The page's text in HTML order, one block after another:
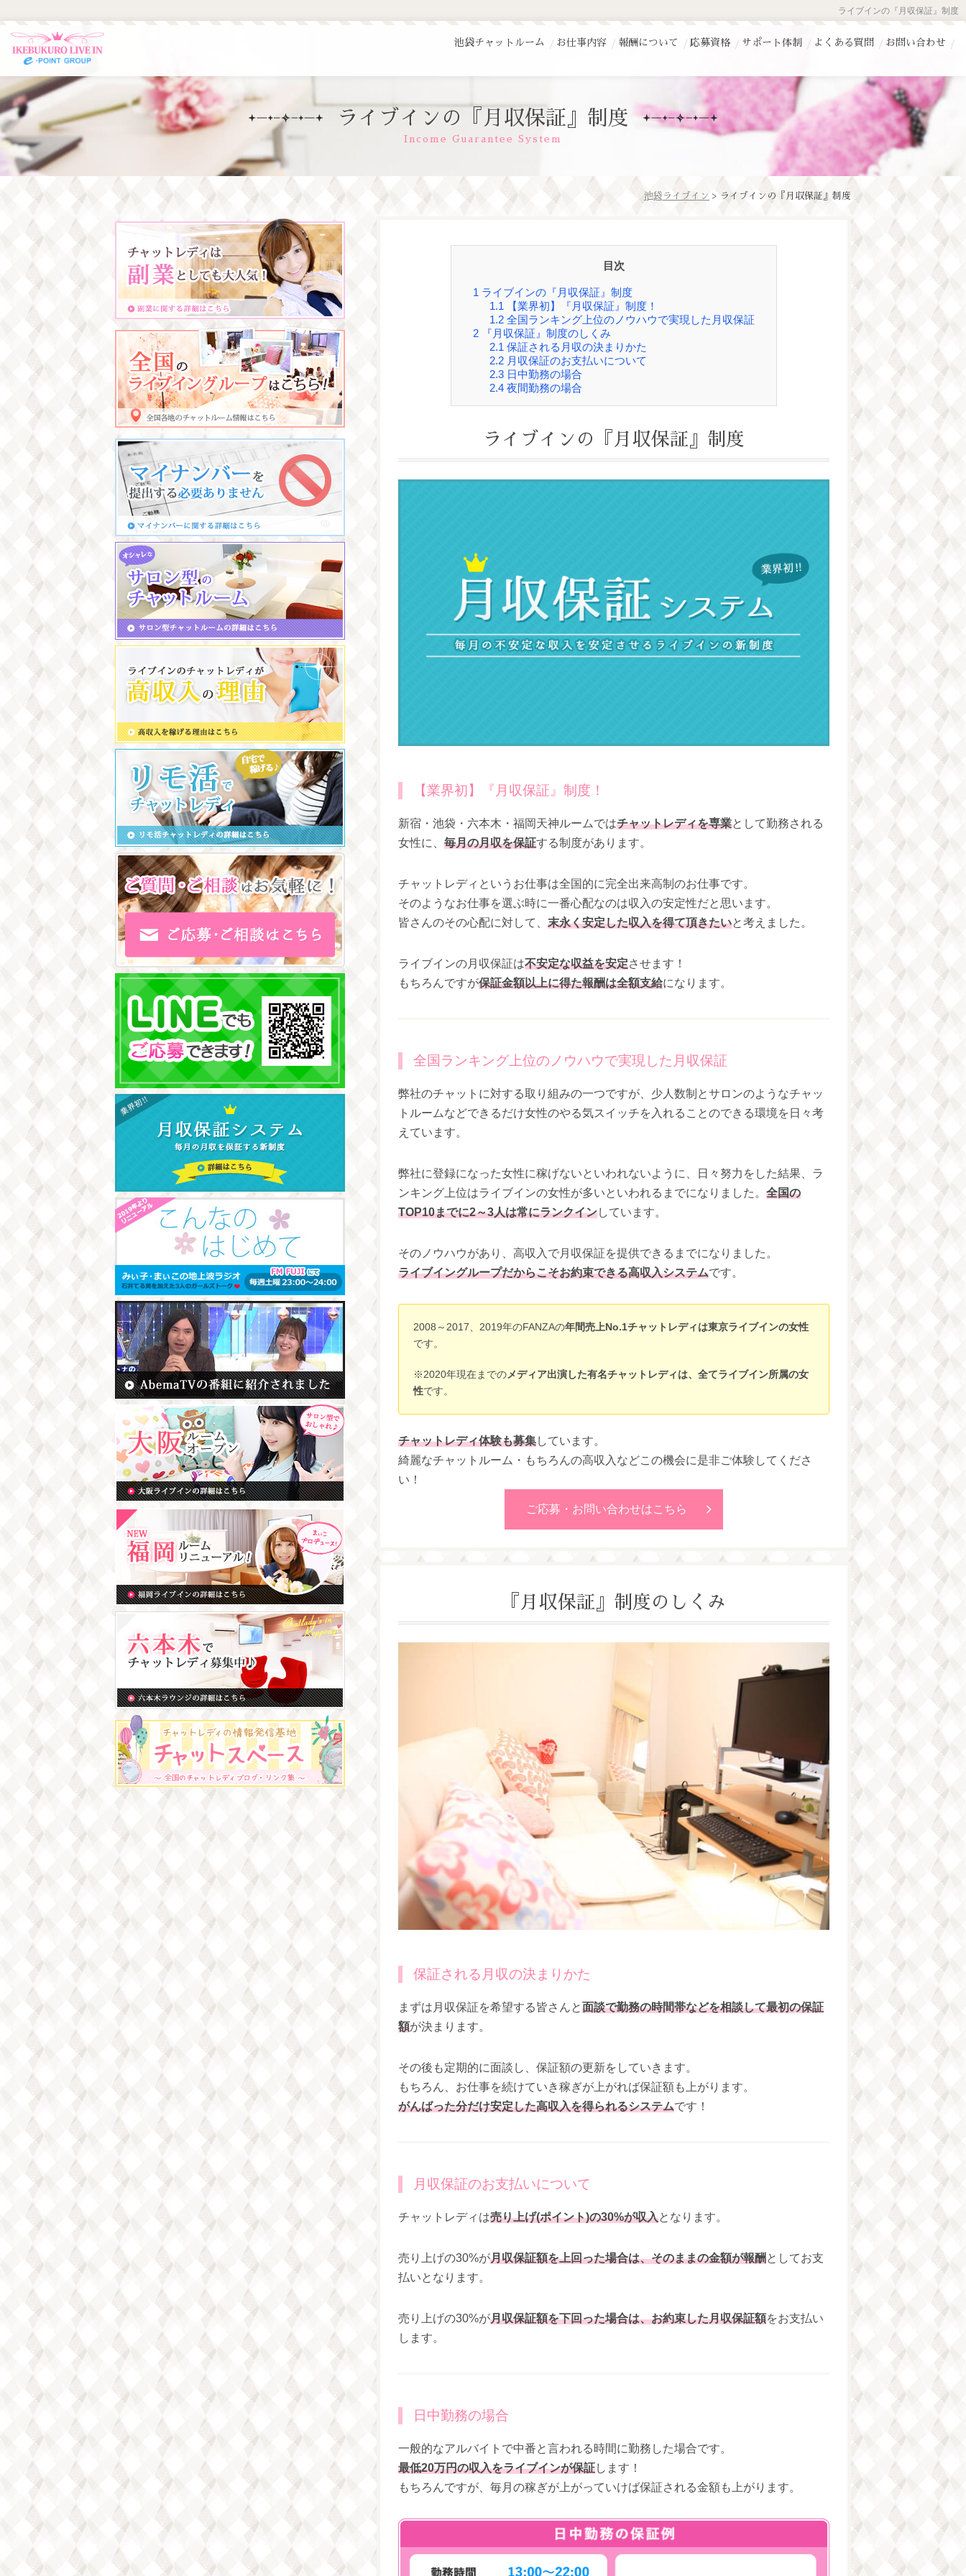
ライブインの『月収保証』制度
お問い合わせ
よくある質問
サポート体制
応募資格
報酬について
お仕事内容
池袋チャットルーム
ライブインの『月収保証』制度
Income Guarantee System
池袋ライブイン > ライブインの『月収保証』制度
目次
1 ライブインの『月収保証』制度
1.1 【業界初】『月収保証』制度！
1.2全国ランキング上位のノウハウで実現した月収保証
2 『月収保証』制度のしくみ
2.1 保証される月収の決まりかた
2.2月収保証のお支払いについて
2.3日中勤務の場合
2.4夜間勤務の場合
ライブインの『月収保証』制度
【業界初】『月収保証』制度！
新宿・池袋・六本木・福岡天神ルームではチャットレディを専業として勤務される
女性に、 毎月の月収を保証する制度があります。
チャットレディというお仕事は全国的に完全出来高制のお仕事です。
そのようなお仕事を選ぶ時に一番心配なのは収入の安定性だと思います。
皆さんのその心配に対して、 末永く安定した収入を得て頂きたいと考えました。
ライブインの月収保証は不安定な収益を安定させます！
もちろんですが保証金額以上に得た報酬は全額支給になります。
全国ランキング上位のノウハウで実現した月収保証
弊社のチャットに対する取り組みの一つですが、少人数制とサロンのようなチャッ
トルームなどできるだけ女性のやる気スイッチを入れることのできる環境を日々考
えています。
弊社に登録になった女性に稼げないといわれないように、日々努力をした結果、ラ
ンキング上位はライブインの女性が多いといわれるまでになりました。 全国の
TOP10までに2～3人は常にランクインしています。
そのノウハウがあり、高収入で月収保証を提供できるまでになりました。
ライブイングループだからこそお約束できる高収入システムです。
2008～2017、2019年のFANZAの年間売上No.1チャットレディは東京ライブインの女性
です。
※2020年現在までのメディア出演した有名チャットレディは、全てライブイン所属の女
性です。
チャットレディ体験も募集しています。
綺麗なチャットルーム・もちろんの高収入などこの機会に是非ご体験してくださ
い！
ご応募・お問い合わせはこちら
『月収保証』制度のしくみ
保証される月収の決まりかた
まずは月収保証を希望する皆さんと面談で勤務の時間帯などを相談して最初の保証
額が決まります。
その後も定期的に面談し、保証額の更新をしていきます。
もちろん、お仕事を続けていき稼ぎが上がれば保証額も上がります。
がんばった分だけ安定した高収入を得られるシステムです！
月収保証のお支払いについて
チャットレディは売り上げ(ポイント)の30%が収入となります。
売り上げの30%が月収保証額を上回った場合は、そのままの金額が報酬 としてお支
払いとなります。
売り上げの30%が月収保証額を下回った場合は、お約束した月収保証額をお支払い
します。
日中勤務の場合
一般的なアルバイトで中番と言われる時間に勤務した場合です。
最低20万円の収入をライブインが保証します！
もちろんですが、毎月の稼ぎが上がっていけば保証される金額も上がります。